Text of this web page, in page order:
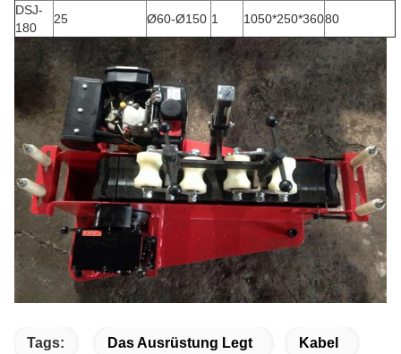
DSJ-
180
25 Ø60-Ø150 1 1050*250*36080
Tags: Das Ausrüstung Legt Kabel